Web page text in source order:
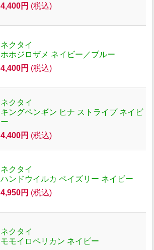
4,400円 (税込)
ネクタイ
ホホジロザメ ネイビー／ブルー
4,400円 (税込)
ネクタイ
キングペンギン ヒナ ストライプ ネイビ
ー
4,400円 (税込)
ネクタイ
ハンドウイルカ ペイズリー ネイビー
4,950円 (税込)
ネクタイ
モモイロペリカン ネイビー